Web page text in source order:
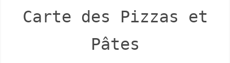
Carte des Pizzas et
Pâtes